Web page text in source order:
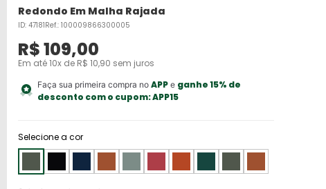
Redondo Em Malha Rajada
ID: 47181Ref.: 100009866300005
R$109,00
Em até10x de R$ 10,90 sem juros
Faça sua primeira compra no APPe ganhe 15% de
desconto com o cupom:APP15
Selecione a cor